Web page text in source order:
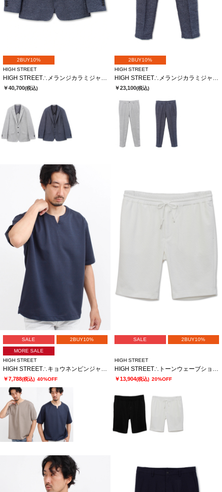
2BUY10%
HIGH STREET
HIGH STREET∴メランジカラミジャージJK
￥40,700(税込)
2BUY10%
HIGH STREET
HIGH STREET∴メランジカラミジャージイージーPT
￥23,100(税込)
SALE 2BUY10%
MORE SALE
HIGH STREET
HIGH STREET∴キョウネンピンジャージハンソデBigキーネック
￥7,788(税込) 40%OFF
SALE 2BUY10%
HIGH STREET
HIGH STREET∴トーンウェーブショーツ
￥13,904(税込) 20%OFF